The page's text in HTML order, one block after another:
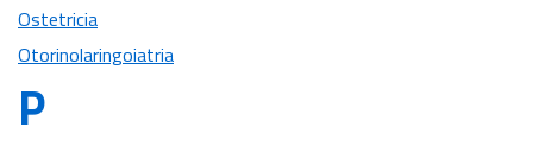
Ostetricia
Otorinolaringoiatria
P